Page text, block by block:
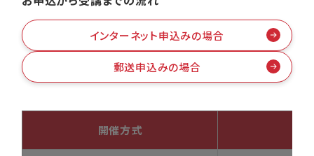
インターネット申込みの場合
郵送申込みの場合
開催方式